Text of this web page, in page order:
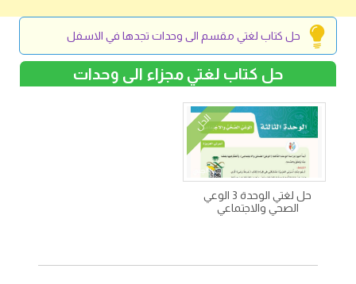
حل كتاب لغتي مقسم الى وحدات تجدها في الاسفل
حل كتاب لغتي مجزاء الى وحدات
الحل
حل لغتي الوحدة 3 الوعي
الصحي والاجتماعي